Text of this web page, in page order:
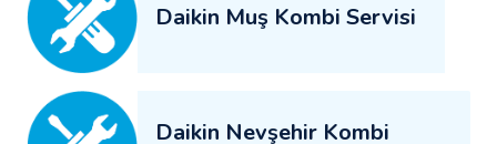
Daikin Muş Kombi Servisi
Daikin Nevşehir Kombi